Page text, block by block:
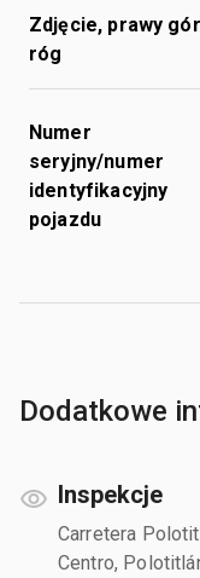
Zdjęcie, prawy
róg
Numer
seryjny/numer
identyfikacyjny
pojazdu
Dodatkowe
Inspekcje
Carretera
Centro,